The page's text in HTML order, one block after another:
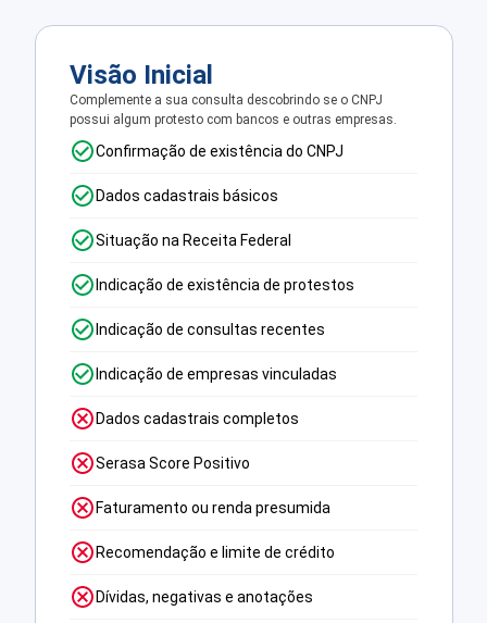
Visão Inicial
Complemente a sua consulta descobrindo se o CNPJ
possui algum protesto com bancos e outras empresas.
Confirmação de existência do CNPJ
Dados cadastrais básicos
Situação na Receita Federal
Indicação de existência de protestos
Indicação de consultas recentes
Indicação de empresas vinculadas
Dados cadastrais completos
Serasa Score Positivo
Faturamento ou renda presumida
Recomendação e limite de crédito
Dívidas, negativas e anotações